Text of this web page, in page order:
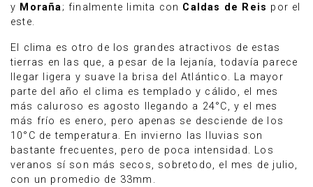
y Moraña; finalmente limita con Caldas de Reis por el
este.
El clima es otro de los grandes atractivos de estas
tierras en las que, a pesar de la lejanía, todavía parece
llegar ligera y suave la brisa del Atlántico. La mayor
parte del año el clima es templado y cálido, el mes
más caluroso es agosto llegando a 24°C, y el mes
más frío es enero, pero apenas se desciende de los
10°C de temperatura. En invierno las lluvias son
bastante frecuentes, pero de poca intensidad. Los
veranos sí son más secos, sobretodo, el mes de julio,
con un promedio de 33mm.